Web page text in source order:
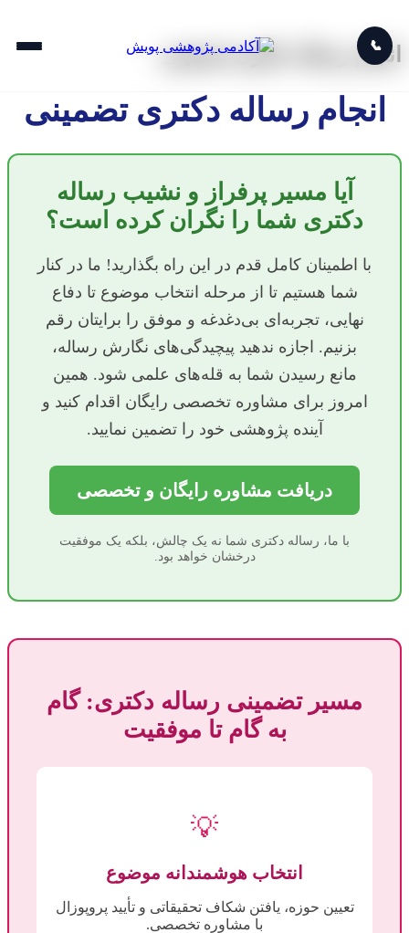
📞
انجام رساله دکتری تضمینی
انجام رساله دکتری تضمینی
آیا مسیر پرفراز و نشیب رساله
دکتری شما را نگران کرده است؟
با اطمینان کامل قدم در این راه بگذارید! ما در کنار
شما هستیم تا از مرحله انتخاب موضوع تا دفاع
نهایی، تجربه‌ای بی‌دغدغه و موفق را برایتان رقم
بزنیم. اجازه ندهید پیچیدگی‌های نگارش رساله،
مانع رسیدن شما به قله‌های علمی شود. همین
امروز برای مشاوره تخصصی رایگان اقدام کنید و
آینده پژوهشی خود را تضمین نمایید.
دریافت مشاوره رایگان و تخصصی
با ما، رساله دکتری شما نه یک چالش، بلکه یک موفقیت
درخشان خواهد بود.
مسیر تضمینی رساله دکتری: گام
به گام تا موفقیت
💡
انتخاب هوشمندانه موضوع
تعیین حوزه، یافتن شکاف تحقیقاتی و تأیید پروپوزال
با مشاوره تخصصی.